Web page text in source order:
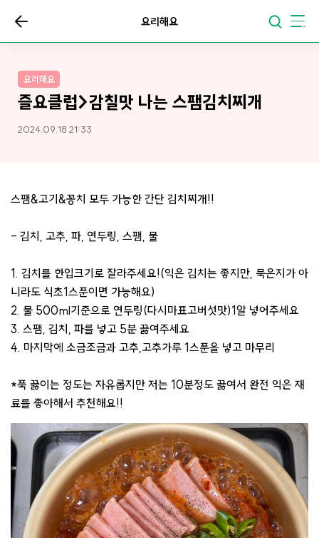
요리해요
요리해요
즐요클럽>감칠맛 나는 스팸김치찌개
2024.09.18 21:33
스팸&고기&꽁치 모두 가능한 간단 김치찌개!!
- 김치, 고추, 파, 연두링, 스팸, 물
1. 김치를 한입크기로 잘라주세요!(익은 김치는 좋지만, 묵은지가 아
니라도 식초1스푼이면 가능해요)
2. 물 500ml기준으로 연두링(다시마표고버섯맛)1알 넣어주세요
3. 스팸, 김치, 파를 넣고 5분 끓여주세요
4. 마지막에 소금조금과 고추,고추가루 1스푼을 넣고 마무리
*푹 끓이는 정도는 자유롭지만 저는 10분정도 끓여서 완전 익은 재
료를 좋아해서 추천해요!!